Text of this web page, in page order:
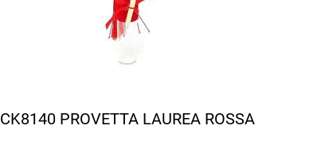
CK8140 PROVETTA LAUREA ROSSA